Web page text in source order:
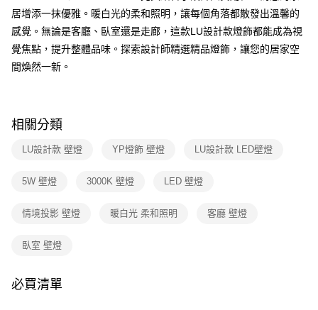
相關說明
【關於「AFTEE先享後付」】
AFTEE先享後付是「在收到商品之後才付款」的支付方式。 讓您購物簡單
便利好安心！
１．簡單：不需註冊會員、不需綁卡、不需儲值。
【「AFTEE先享後付」結帳流程】
１．於結帳方式選擇「AFTEE先享後付」後，將跳轉至「AFTEE先享後付」
結帳頁面，進行簡訊認證並確認金額後，即可完成結帳。
ATM／網路銀行／等多元方式進行付款，方視為交易完成。
購買商品的店家。未經商家同意取消之訂單仍視為有效，需透過AFTEE先享
是否繳費成功／繳費後需取消欲退款等相關疑問，請聯繫「AFTEE先享後付
【注意事項】
每筆NT$180，滿NT$5,000(含以上)免運費
居增添一抹優雅。暖白光的柔和照明，讓每個角落都散發出溫馨的
感覺。無論是客廳、臥室還是走廊，這款LU設計款燈飾都能成為視
覺焦點，提升整體品味。探索設計師精選精品燈飾，讓您的居家空
間煥然一新。
相關分類
LU設計款 壁燈 YP燈飾 壁燈 LU設計款 LED壁燈
5W 壁燈 3000K 壁燈 LED 壁燈
情境投影 壁燈 暖白光 柔和照明 客廳 壁燈
臥室 壁燈
必買清單